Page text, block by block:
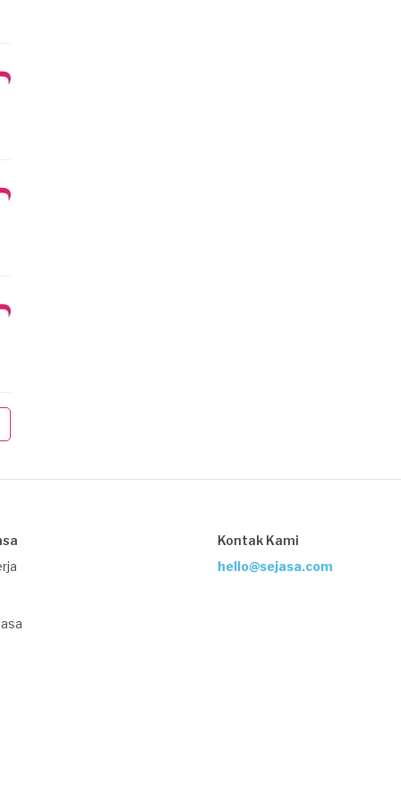
Kontak Kami
hello@sejasa.com